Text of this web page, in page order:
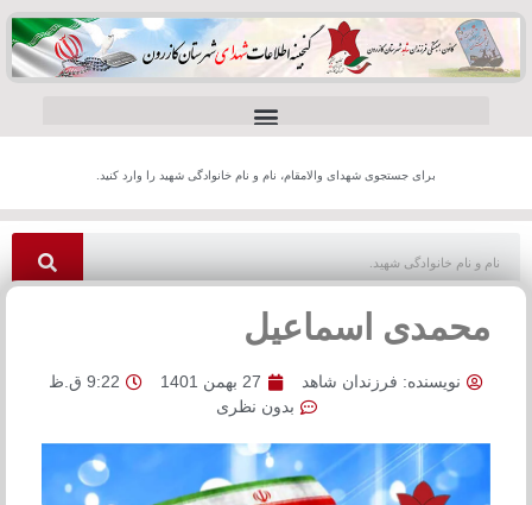
برای جستجوی شهدای والامقام، نام و نام خانوادگی شهید را وارد کنید.
محمدی اسماعیل
نویسنده: فرزندان شاهد 27 بهمن 1401
9:22 ق.ظ
بدون نظری